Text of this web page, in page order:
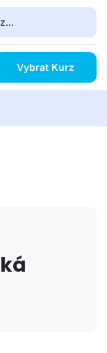
Vybrat Kurz